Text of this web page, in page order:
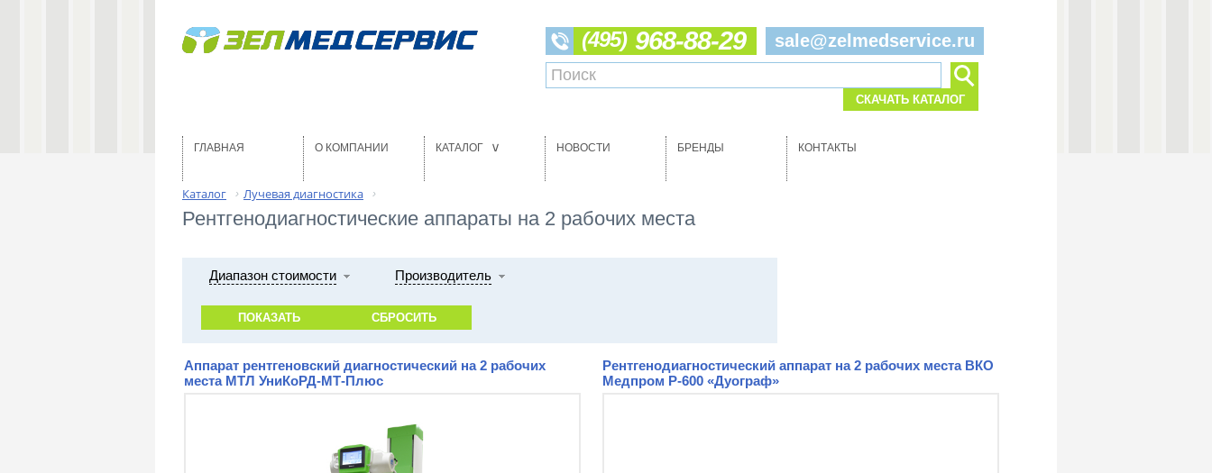
(495) 968-88-29 sale@zelmedservice.ru
СКАЧАТЬ КАТАЛОГ
Каталог › Лучевая диагностика ›
Рентгенодиагностические аппараты на 2 рабочих места
ГЛАВНАЯ О КОМПАНИИ КАТАЛОГ > НОВОСТИ БРЕНДЫ КОНТАКТЫ
Диапазон стоимости Производитель
Аппарат рентгеновский диагностический на 2 рабочих
места МТЛ УниКоРД-МТ-Плюс
Рентгенодиагностический аппарат на 2 рабочих места ВКО
Медпром Р-600 «Дуограф»